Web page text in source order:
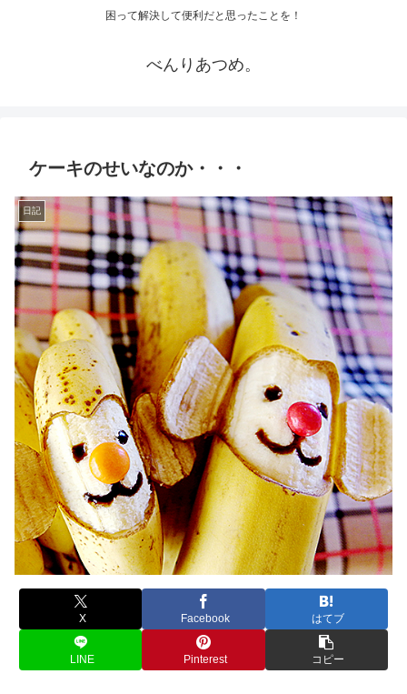
困って解決して便利だと思ったことを！
べんりあつめ。
ケーキのせいなのか・・・
日記
X Facebook はてブ
LINE Pinterest コピー